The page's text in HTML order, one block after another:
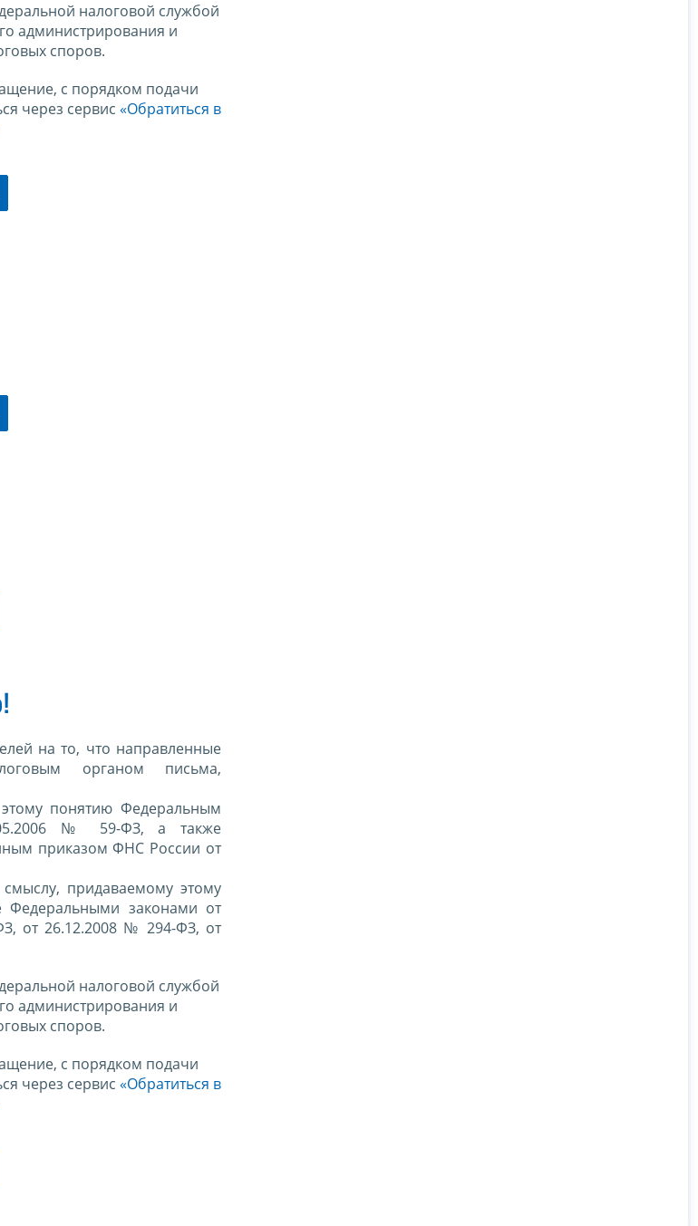
налоговой службой
администрирования и
споров.
с порядком подачи
через сервис «Обратиться в
на то, что направленные
органом письма,
понятию Федеральным
№ 59-ФЗ, а также
приказом ФНС России от
придаваемому этому
законами от
от 26.12.2008 № 294-ФЗ, от
налоговой службой
администрирования и
споров.
с порядком подачи
через сервис «Обратиться в